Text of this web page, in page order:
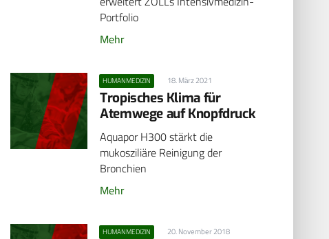
Portfolio
Mehr
HUMANMEDIZIN 18. März 2021
Tropisches Klima für
Atemwege auf Knopfdruck
Aquapor H300 stärkt die
mukosziliäre Reinigung der
Bronchien
Mehr
HUMANMEDIZIN 20. November 2018